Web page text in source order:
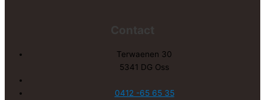
Terwaenen 30
5341 DG Oss
0412 -65 65 35